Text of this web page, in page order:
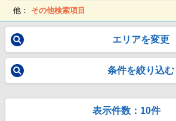
他： その他検索項目
エリアを変更
条件を絞り込む
表示件数：10件